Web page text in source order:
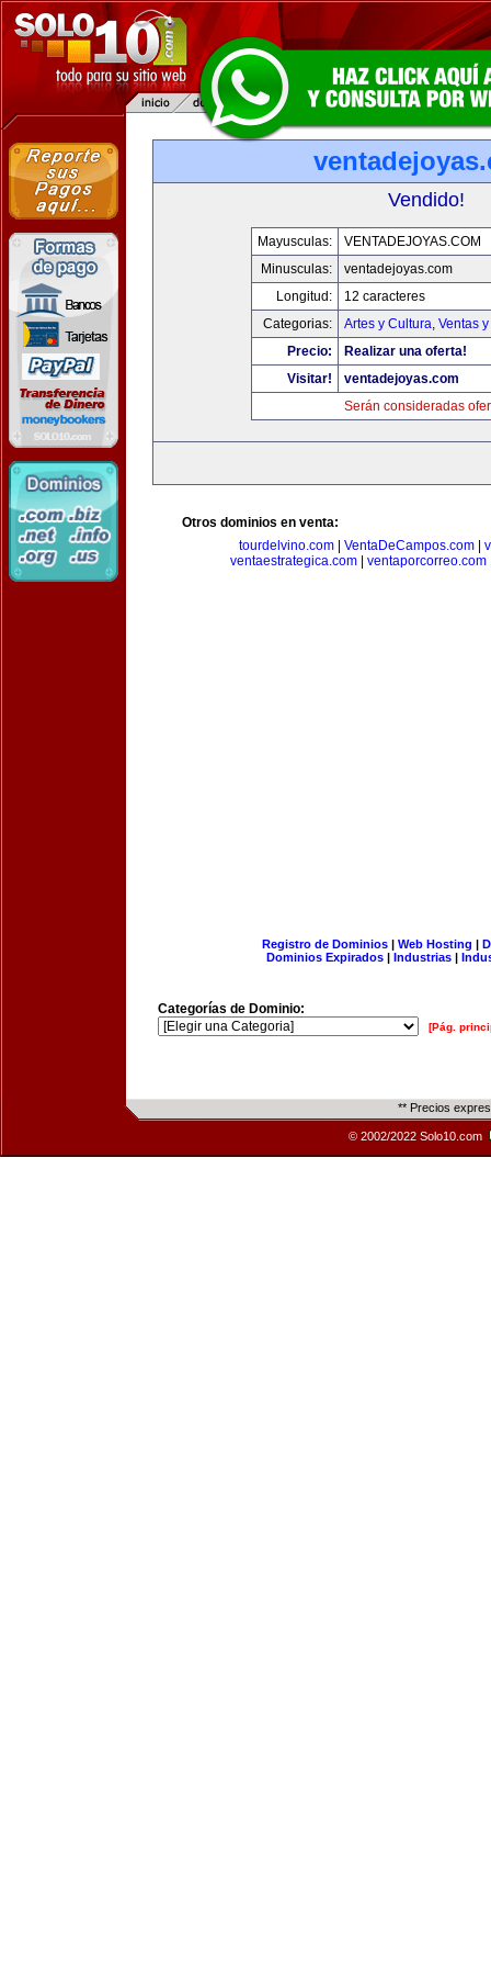
Vendido!
Mayusculas:
VENTADEJOYAS.COM
Minusculas:
ventadejoyas.com
Longitud:
12 caracteres
Categorias:
Artes y Cultura, Ventas
Precio:
Realizar una oferta!
Visitar!
ventadejoyas.com
Serán consideradas
Otros dominios en venta:
tourdelvino.com| VentaDeCampos.com|
ventaestrategica.com| ventaporcorreo.com
Registro de Dominios| Web Hosting |
Dominios Expirados | Industrias |
Categorías de Dominio:
[Pág.
** Precios
© 2002/2022 Solo10.com